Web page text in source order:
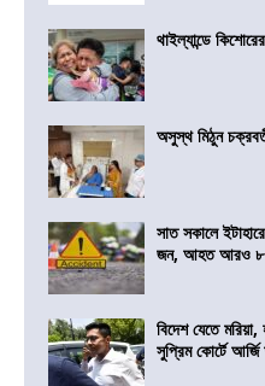
থাইল্যান্ডে
অসুস্থ মিঠুন
সাত সকালে
জন, আহত আরও
বিদেশ যেতে
সুপ্রিম কোর্টে